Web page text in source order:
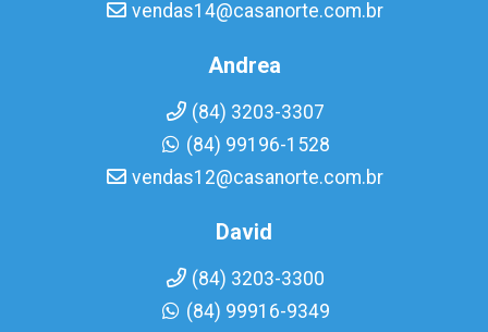
vendas14@casanorte.com.br
Andrea
(84) 3203-3307
(84) 99196-1528
vendas12@casanorte.com.br
David
(84) 3203-3300
(84) 99916-9349